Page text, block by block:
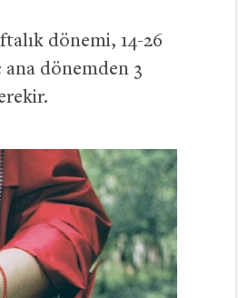
dönemi, 14-26
ana dönemden 3